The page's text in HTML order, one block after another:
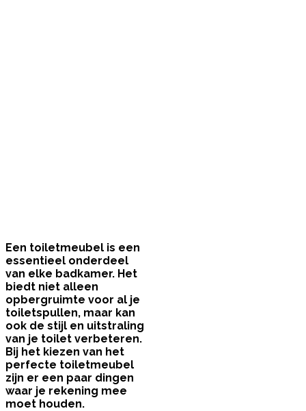
Een toiletmeubel is een
essentieel onderdeel
van elke badkamer. Het
biedt niet alleen
opbergruimte voor al je
toiletspullen, maar kan
ook de stijl en uitstraling
van je toilet verbeteren.
Bij het kiezen van het
perfecte toiletmeubel
zijn er een paar dingen
waar je rekening mee
moet houden.